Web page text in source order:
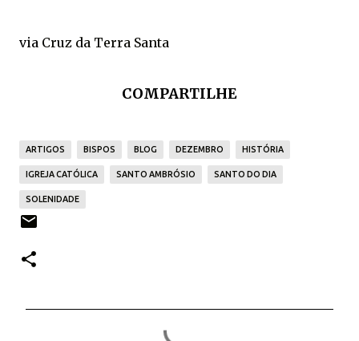
via Cruz da Terra Santa
COMPARTILHE
ARTIGOS BISPOS BLOG DEZEMBRO HISTÓRIA
IGREJA CATÓLICA SANTO AMBRÓSIO SANTO DO DIA
SOLENIDADE